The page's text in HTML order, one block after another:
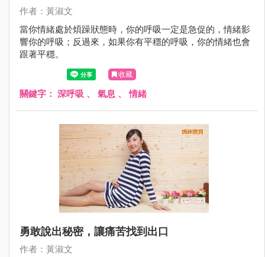
作者：黃淑文
當你情緒處於煩躁狀態時，你的呼吸一定是急促的，情緒影
響你的呼吸；反過來，如果你有平穩的呼吸，你的情緒也會
跟著平穩。
收藏
關鍵字： 深呼吸 、 氣息 、情緒
勇敢說出秘密，讓痛苦找到出口
作者：黃淑文